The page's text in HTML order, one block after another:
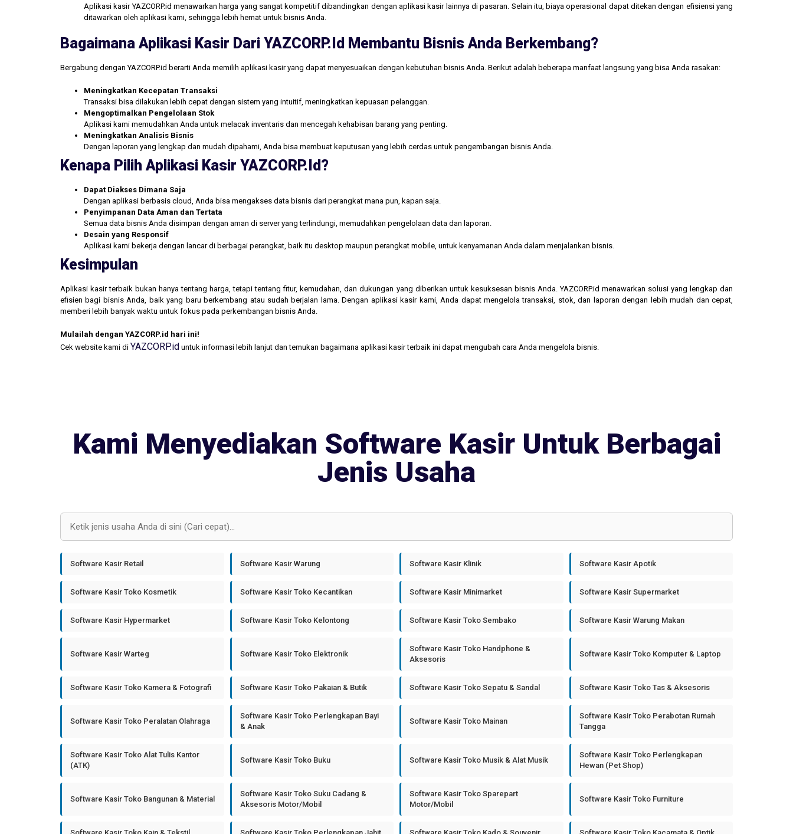
Aplikasi kasir YAZCORP.id menawarkan harga yang sangat kompetitif dibandingkan dengan aplikasi kasir lainnya di pasaran. Selain itu, biaya operasional dapat ditekan dengan efisiensi yang
ditawarkan oleh aplikasi kami, sehingga lebih hemat untuk bisnis Anda.
Bagaimana Aplikasi Kasir Dari YAZCORP.id Membantu Bisnis Anda Berkembang?
Bergabung dengan YAZCORP.id berarti Anda memilih aplikasi kasir yang dapat menyesuaikan dengan kebutuhan bisnis Anda. Berikut adalah beberapa manfaat langsung yang bisa Anda rasakan:
Meningkatkan Kecepatan Transaksi
Transaksi bisa dilakukan lebih cepat dengan sistem yang intuitif, meningkatkan kepuasan pelanggan.
Mengoptimalkan Pengelolaan Stok
Aplikasi kami memudahkan Anda untuk melacak inventaris dan mencegah kehabisan barang yang penting.
Meningkatkan Analisis Bisnis
Dengan laporan yang lengkap dan mudah dipahami, Anda bisa membuat keputusan yang lebih cerdas untuk pengembangan bisnis Anda.
Kenapa Pilih Aplikasi Kasir YAZCORP.id?
Dapat Diakses Dimana Saja
Dengan aplikasi berbasis cloud, Anda bisa mengakses data bisnis dari perangkat mana pun, kapan saja.
Penyimpanan Data Aman dan Tertata
Semua data bisnis Anda disimpan dengan aman di server yang terlindungi, memudahkan pengelolaan data dan laporan.
Desain yang Responsif
Aplikasi kami bekerja dengan lancar di berbagai perangkat, baik itu desktop maupun perangkat mobile, untuk kenyamanan Anda dalam menjalankan bisnis.
Kesimpulan
Aplikasi kasir terbaik bukan hanya tentang harga, tetapi tentang fitur, kemudahan, dan dukungan yang diberikan untuk kesuksesan bisnis Anda. YAZCORP.id menawarkan solusi yang lengkap dan
efisien bagi bisnis Anda, baik yang baru berkembang atau sudah berjalan lama. Dengan aplikasi kasir kami, Anda dapat mengelola transaksi, stok, dan laporan dengan lebih mudah dan cepat,
memberi lebih banyak waktu untuk fokus pada perkembangan bisnis Anda.
Mulailah dengan YAZCORP.id hari ini!
Cek website kami di YAZCORP.id untuk informasi lebih lanjut dan temukan bagaimana aplikasi kasir terbaik ini dapat mengubah cara Anda mengelola bisnis.
Kami Menyediakan Software Kasir Untuk Berbagai
Jenis Usaha
Software Kasir Retail Software Kasir Warung Software Kasir Klinik Software Kasir Apotik
Software Kasir Toko Kosmetik Software Kasir Toko Kecantikan Software Kasir Minimarket Software Kasir Supermarket
Software Kasir Hypermarket Software Kasir Toko Kelontong Software Kasir Toko Sembako Software Kasir Warung Makan
Software Kasir Warteg Software Kasir Toko Elektronik
Software Kasir Toko Handphone &
Aksesoris
Software Kasir Toko Komputer & Laptop
Software Kasir Toko Kamera & Fotografi Software Kasir Toko Pakaian & Butik Software Kasir Toko Sepatu & Sandal Software Kasir Toko Tas & Aksesoris
Software Kasir Toko Peralatan Olahraga
Software Kasir Toko Perlengkapan Bayi
& Anak
Software Kasir Toko Mainan
Software Kasir Toko Perabotan Rumah
Tangga
Software Kasir Toko Alat Tulis Kantor
(ATK)
Software Kasir Toko Buku Software Kasir Toko Musik & Alat Musik
Software Kasir Toko Perlengkapan
Hewan (Pet Shop)
Software Kasir Toko Bangunan & Material
Software Kasir Toko Suku Cadang &
Aksesoris Motor/Mobil
Software Kasir Toko Sparepart
Motor/Mobil
Software Kasir Toko Furniture